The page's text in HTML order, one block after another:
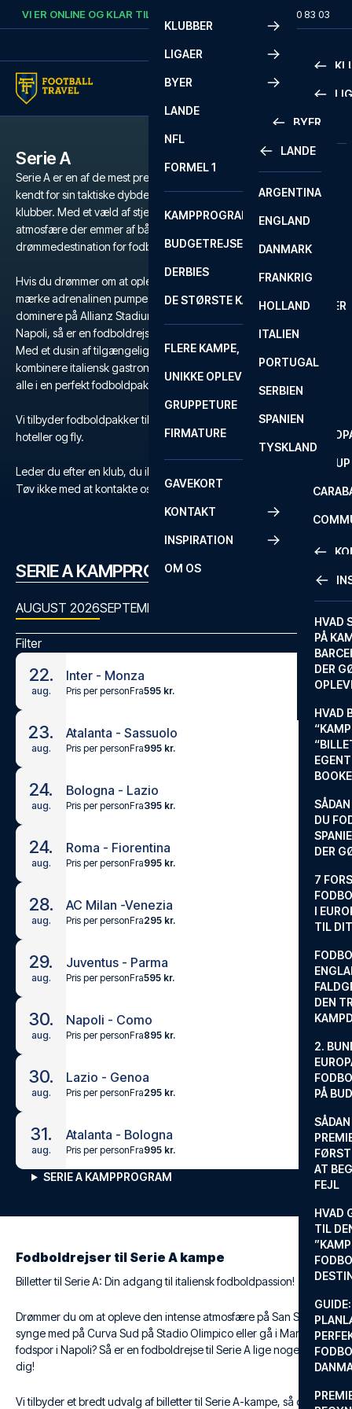
Skip to content
VI ER ONLINE OG KLAR TIL AT HJÆLPE DIG. +45 72 10 83 03
KLUBBER
LIGAER
SERIE A
FA CUP
BYER
BYER
LISSABON
LIVERPOOL
LONDON
MADRID
MANCHESTER
MILANO
ROM
SEVILLA
LANDE
LANDE
ARGENTINA
ENGLAND
DANMARK
FRANKRIG
HOLLAND
ITALIEN
PORTUGAL
SERBIEN
SPANIEN
TYSKLAND
NFL
FORMEL 1
KAMPPROGRAM
BUDGETREJSER
DERBIES
DE STØRSTE KAMPE
FLERE KAMPE, ÉN TUR
UNIKKE OPLEVELSER
GRUPPETURE
FIRMATURE
GAVEKORT
KONTAKT
FAQ
INSPIRATION
HVAD
PÅ
DER
HVAD
DU
DER
7
I
TIL
DEN
2.
PÅ
AT
FEJL
HVAD
TIL
OM OS
Serie A
Serie A er en af de mest prestigefyldte fodboldligaer i verden,
kendt for sin taktiske dybde, passionerede fans og ikoniske
klubber. Med et væld af stjerner, historiske rivalopgør og en
atmosfære der emmer af både historie og intensitet, er Serie A en
drømmedestination for fodboldfans verden over.
Hvis du drømmer om at opleve den unikke stemning på San Siro,
mærke adrenalinen pumpe på Stadio Olimpico, se Juventus
dominere på Allianz Stadium eller gå i Maradonas fodspor i
Napoli, så er en fodboldrejse til Serie A den ultimative oplevelse.
Med et dusin af tilgængelige klubber, har du mulighed for at
kombinere italiensk gastronomi og kultur med sporten over dem
alle i en perfekt fodboldpakke til Serie A.
Vi tilbyder fodboldpakker til Serie A med billetter, udvalgte
hoteller og fly.
Leder du efter en klub, du ikke kan finde?
Tøv ikke med at kontakte os
hereller på+45 72 10 83 03
SERIE A KAMPPROGRAM
AUGUST 2026SEPTEMBER 2026
Filter
22.
aug.
Inter - Monza
Pris per personFra595 kr.
23.
aug.
Atalanta - Sassuolo
Pris per personFra995 kr.
24.
aug.
Bologna - Lazio
Pris per personFra395 kr.
24.
aug.
Roma - Fiorentina
Pris per personFra995 kr.
28.
aug.
AC Milan -Venezia
Pris per personFra295 kr.
29.
aug.
Juventus - Parma
Pris per personFra595 kr.
30.
aug.
Napoli - Como
Pris per personFra895 kr.
30.
aug.
Lazio - Genoa
Pris per personFra295 kr.
31.
aug.
Atalanta - Bologna
Pris per personFra995 kr.
SERIE A KAMPPROGRAM
Fodboldrejser til Serie A kampe
Billetter til Serie A: Din adgang til italiensk fodboldpassion!
Drømmer du om at opleve den intense atmosfære på San Siro,
synge med på Curva Sud på Stadio Olimpico eller gå i Maradonas
fodspor i Napoli? Så er en fodboldrejse til Serie A lige noget for
dig!
Vi tilbyder et bredt udvalg af billetter til Serie A-kampe, så du kan